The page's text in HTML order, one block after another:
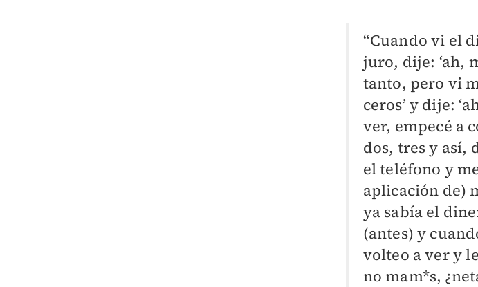
“Cuando vi el
juro, dije: ‘ah,
tanto, pero vi
ceros’ y dije:
ver, empecé a
dos, tres y así,
el teléfono y
aplicación de)
ya sabía el
(antes) y
volteo a ver y
no mam*s,